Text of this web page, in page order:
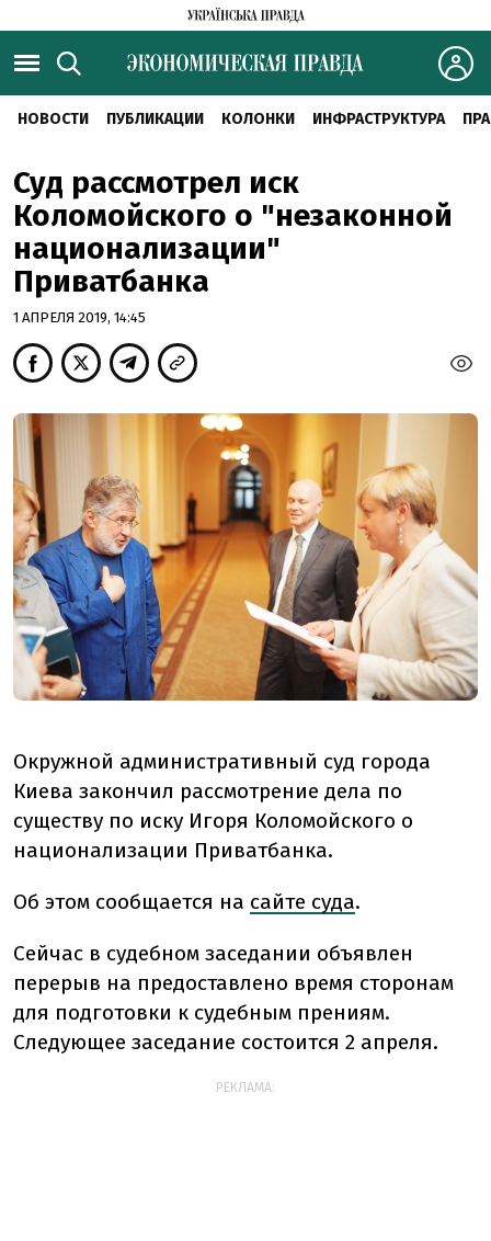
НОВОСТИ ПУБЛИКАЦИИ КОЛОНКИ ИНФРАСТРУКТУРА
Суд рассмотрел иск
Коломойского о "незаконной
национализации"
Приватбанка
1 АПРЕЛЯ 2019, 14:45
Окружной административный суд города
Киева закончил рассмотрение дела по
существу по иску Игоря Коломойского о
национализации Приватбанка.
Об этом сообщается на сайте суда.
Сейчас в судебном заседании объявлен
перерыв на предоставлено время сторонам
для подготовки к судебным прениям.
Следующее заседание состоится 2 апреля.
РЕКЛАМА: